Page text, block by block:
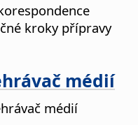
kroky přípravy
médií
médií